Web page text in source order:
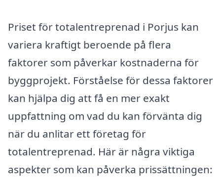
Priset för totalentreprenad i Porjus kan
variera kraftigt beroende på flera
faktorer som påverkar kostnaderna för
byggprojekt. Förståelse för dessa faktorer
kan hjälpa dig att få en mer exakt
uppfattning om vad du kan förvänta dig
när du anlitar ett företag för
totalentreprenad. Här är några viktiga
aspekter som kan påverka prissättningen: